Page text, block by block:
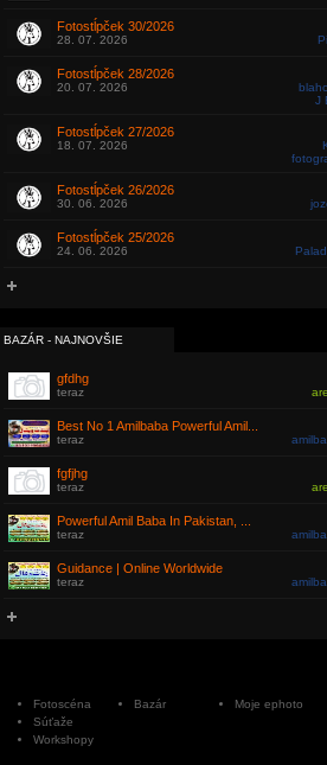
Fotostĺpček 30/2026
28. 07. 2026
Fotostĺpček 28/2026
20. 07. 2026
J
Fotostĺpček 27/2026
18. 07. 2026
Fotostĺpček 26/2026
30. 06. 2026
Fotostĺpček 25/2026
24. 06. 2026
BAZÁR - NAJNOVŠIE
gfdhg
teraz
Best No 1 Amilbaba Powerful Amil...
teraz
fgfjhg
teraz
Powerful Amil Baba In Pakistan, ...
teraz
Guidance | Online Worldwide
teraz
Fotoscéna
Súťaže
Workshopy
Bazár Moje ephoto